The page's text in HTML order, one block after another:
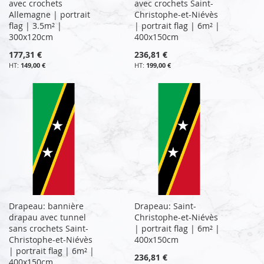
avec crochets
Allemagne | portrait
flag | 3.5m² |
300x120cm
177,31 €
149,00 €
avec crochets Saint-
Christophe-et-Niévès
| portrait flag | 6m² |
400x150cm
236,81 €
199,00 €
Drapeau: bannière
drapau avec tunnel
sans crochets Saint-
Christophe-et-Niévès
| portrait flag | 6m² |
400x150cm
Drapeau: Saint-
Christophe-et-Niévès
| portrait flag | 6m² |
400x150cm
236,81 €